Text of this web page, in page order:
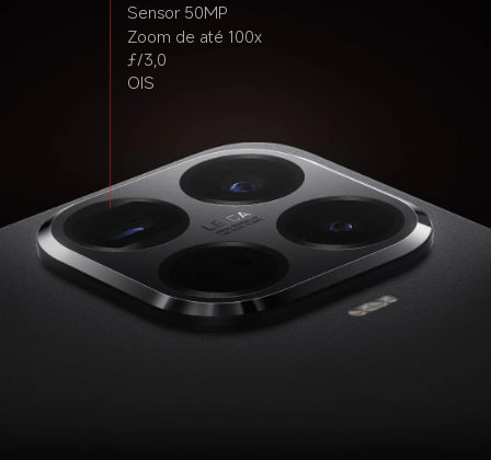
Sensor 50MP
Zoom de até 100x
ƒ/3,0
OIS
Sensor 50MP
Light Fusion 900
OIS